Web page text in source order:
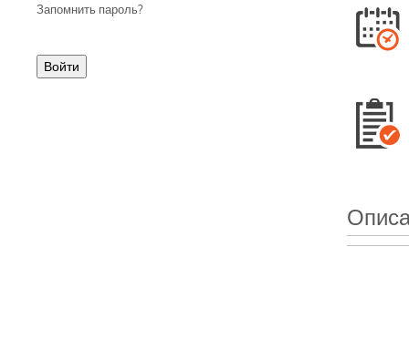
Запомнить пароль?